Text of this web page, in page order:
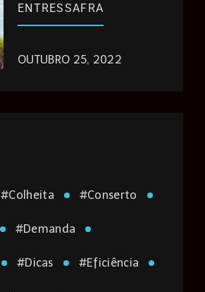
ENTRESSAFRA
OUTUBRO 25, 2022
Colheita
# Conserto
#
Demanda
#
Dicas
# Eficiência
#